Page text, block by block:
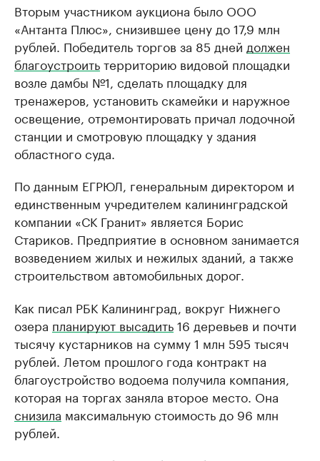
Вторым участником аукциона было ООО
«Антанта Плюс», снизившее цену до 17,9 млн
рублей. Победитель торгов за 85 дней должен
благоустроитьтерриторию видовой площадки
возле дамбы №1, сделать площадку для
тренажеров, установить скамейки и наружное
освещение, отремонтировать причал лодочной
станции и смотровую площадку у здания
областного суда.
По данным ЕГРЮЛ, генеральным директором и
единственным учредителем калининградской
компании «СК Гранит» является Борис
Стариков. Предприятие в основном занимается
возведением жилых и нежилых зданий, а также
строительством автомобильных дорог.
Как писал РБК Калининград, вокруг Нижнего
озера планируют высадить16 деревьев и почти
тысячу кустарников на сумму 1 млн 595 тысяч
рублей. Летом прошлого года контракт на
благоустройство водоема получила компания,
которая на торгах заняла второе место. Она
снизила максимальную стоимость до 96 млн
рублей.